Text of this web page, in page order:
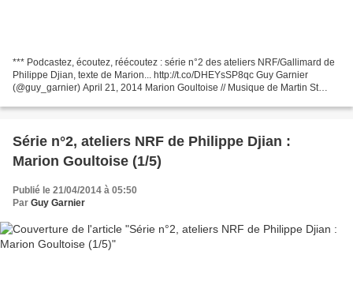
*** Podcastez, écoutez, réécoutez : série n°2 des ateliers NRF/Gallimard de
Philippe Djian, texte de Marion... http://t.co/DHEYsSP8qc Guy Garnier
(@guy_garnier) April 21, 2014 Marion Goultoise // Musique de Martin St
Série n°2, ateliers NRF de Philippe Djian :
Marion Goultoise (1/5)
Publié le 21/04/2014 à 05:50
Par Guy Garnier